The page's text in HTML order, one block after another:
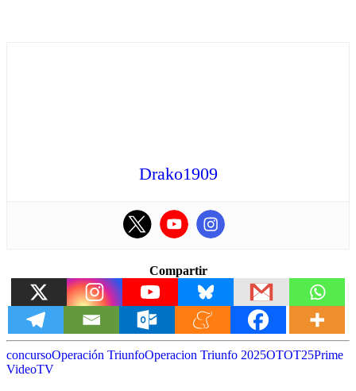
Drako1909
Compartir
concursoOperación TriunfoOperacion Triunfo 2025OTOT25Prime
VideoTV